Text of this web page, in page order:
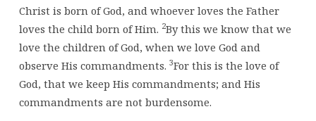
Christ is born of God, and whoever loves the Father
loves the child born of Him. 2By this we know that we
love the children of God, when we love God and
observe His commandments. 3For this is the love of
God, that we keep His commandments; and His
commandments are not burdensome.